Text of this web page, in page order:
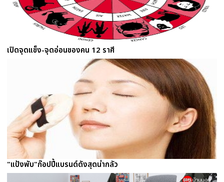
เปิดจุดแข็ง-จุดอ่อนของคน 12 ราศี
"แป้งพับ"ก๊อปปี้แบรนด์ดังสุดน่ากลัว